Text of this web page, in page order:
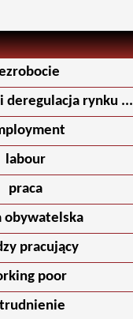
deregulacja rynku ...
labour
praca
obywatelska
pracujący
poor